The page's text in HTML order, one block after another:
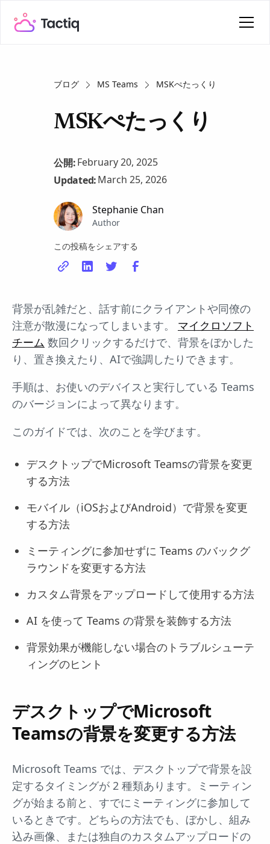
ブログ MS Teams MSKぺたっくり
MSKぺたっくり
公開:February 20, 2025
Updated:March 25, 2026
Stephanie Chan
Author
この投稿をシェアする
背景が乱雑だと、話す前にクライアントや同僚の
注意が散漫になってしまいます。 マイクロソフト
チーム 数回クリックするだけで、背景をぼかした
り、置き換えたり、AIで強調したりできます。
手順は、お使いのデバイスと実行している Teams
のバージョンによって異なります。
このガイドでは、次のことを学びます。
デスクトップでMicrosoft Teamsの背景を変更
する方法
モバイル（iOSおよびAndroid）で背景を変更
する方法
ミーティングに参加せずに Teams のバックグ
ラウンドを変更する方法
カスタム背景をアップロードして使用する方法
AI を使って Teams の背景を装飾する方法
背景効果が機能しない場合のトラブルシューテ
ィングのヒント
デスクトップでMicrosoft
Teamsの背景を変更する方法
Microsoft Teams では、デスクトップで背景を設
定するタイミングが 2 種類あります。ミーティン
グが始まる前と、すでにミーティングに参加して
いるときです。どちらの方法でも、ぼかし、組み
込み画像、または独自のカスタムアップロードの